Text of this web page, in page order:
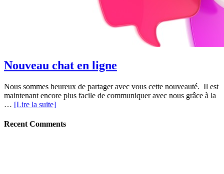
Nouveau chat en ligne
Nous sommes heureux de partager avec vous cette nouveauté. Il est
maintenant encore plus facile de communiquer avec nous grâce à la
… [Lire la suite]
Recent Comments